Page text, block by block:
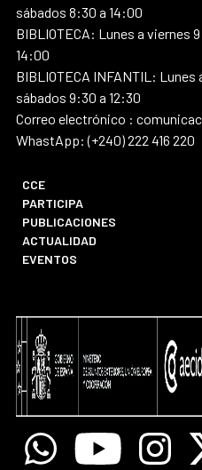
sábados 8:30 a 14:00
BIBLIOTECA: Lunes a viernes
14:00
BIBLIOTECA INFANTIL:
sábados 9:30 a 12:30
Correo electrónico :
WhastApp: (+240) 222 416 220
CCE
PARTICIPA
PUBLICACIONES
ACTUALIDAD
EVENTOS
WhatsappYoutube X